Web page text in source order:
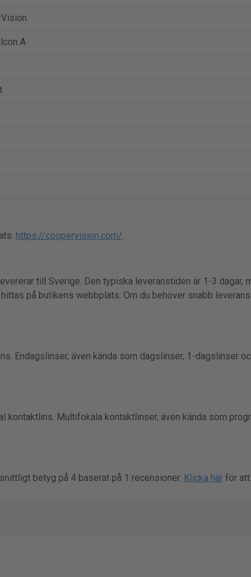
A
https://coopervision.com/.
till Sverige. Den typiska leveranstiden är 1-3 dagar,
på butikens webbplats. Om du behöver snabb
Endagslinser, även kända som dagslinser, 1-dagslinser
kontaktlins. Multifokala kontaktlinser, även kända som
betyg på 4 baserat på 1 recensioner. Klicka härför att